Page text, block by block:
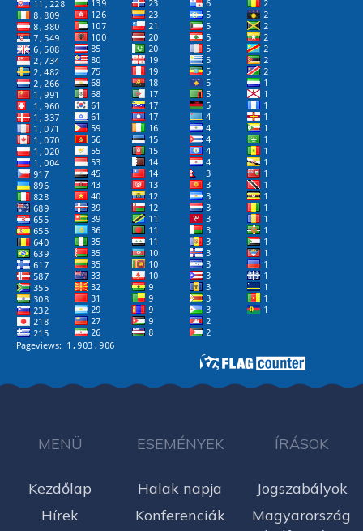
MENÜ
Kezdőlap
Hírek
ESEMÉNYEK
Halak napja
Konferenciák
ÍRÁSOK
Jogszabályok
Magyarország